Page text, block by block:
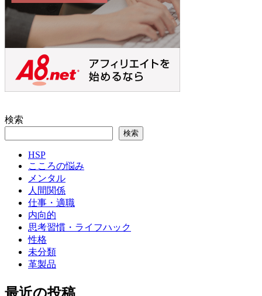
検索
検索
HSP
こころの悩み
メンタル
人間関係
仕事・適職
内向的
思考習慣・ライフハック
性格
未分類
革製品